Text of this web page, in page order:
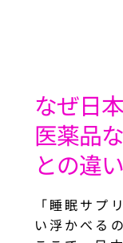
なぜ日
医薬品
との違い
「睡眠サプ
い浮かべる